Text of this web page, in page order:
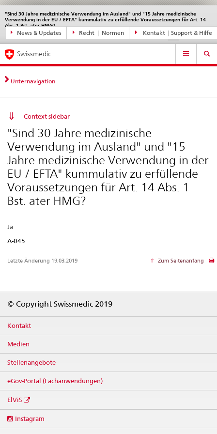
Direktnavigation
News,
Rechtsgrundlagen,
Kontakt
News & Updates Recht | Normen Kontakt | Support & Hilfe
"Sind 30 Jahre medizinische Verwendung im Ausland" und "15 Jahre medizinische
Verwendung in der EU / EFTA" kummulativ zu erfüllende Voraussetzungen für Art. 14
Abs. 1 Bst. ater HMG?
Sprachwahl
DE FRdisabled
IT EN
Service
navigation
Hauptnavigation
Swissmedic
Unternavigation
Context sidebar
"Sind 30 Jahre medizinische
Verwendung im Ausland" und "15
Jahre medizinische Verwendung in der
EU / EFTA" kummulativ zu erfüllende
Voraussetzungen für Art. 14 Abs. 1
Bst. ater HMG?
Ja
A-045
Letzte Änderung 19.03.2019 Zum Seitenanfang
© Copyright Swissmedic 2019
Kontakt
Medien
Stellenangebote
eGov-Portal (Fachanwendungen)
ElViS
media
Instagram